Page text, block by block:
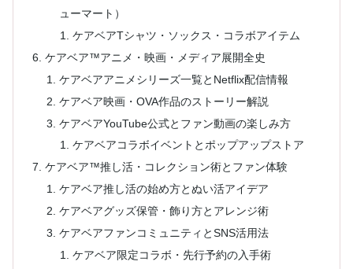
ューマート）
ケアベアTシャツ・ソックス・コラボアイテム
ケアベア™アニメ・映画・メディア展開全史
ケアベアアニメシリーズ一覧とNetflix配信情報
ケアベア映画・OVA作品のストーリー解説
ケアベアYouTube公式とファン動画の楽しみ方
ケアベアコラボイベントとポップアップストア
ケアベア™推し活・コレクション術とファン体験
ケアベア推し活の始め方とぬい活アイデア
ケアベアグッズ保管・飾り方とアレンジ術
ケアベアファンコミュニティとSNS活用法
ケアベア限定コラボ・先行予約の入手術